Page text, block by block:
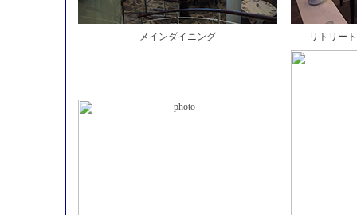
メインダイニング リトリー